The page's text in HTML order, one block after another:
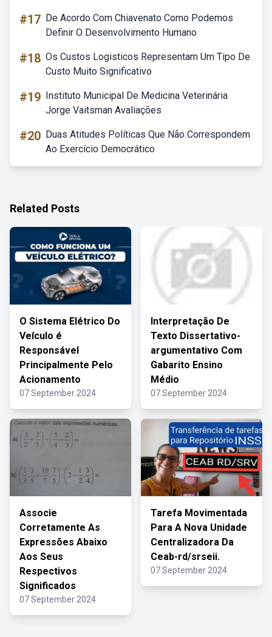
#17 De Acordo Com Chiavenato Como Podemos
Definir O Desenvolvimento Humano
#18 Os Custos Logisticos Representam Um Tipo De
Custo Muito Significativo
#19 Instituto Municipal De Medicina Veterinária
Jorge Vaitsman Avaliações
#20 Duas Atitudes Políticas Que Não Correspondem
Ao Exercício Democrático
Related Posts
O Sistema Elétrico Do
Veículo é
Responsável
Principalmente Pelo
Acionamento
07 September 2024
Interpretação De
Texto Dissertativo-
argumentativo Com
Gabarito Ensino
Médio
07 September 2024
Associe
Corretamente As
Expressões Abaixo
Aos Seus
Respectivos
Significados
07 September 2024
Tarefa Movimentada
Para A Nova Unidade
Centralizadora Da
Ceab-rd/srseii.
07 September 2024